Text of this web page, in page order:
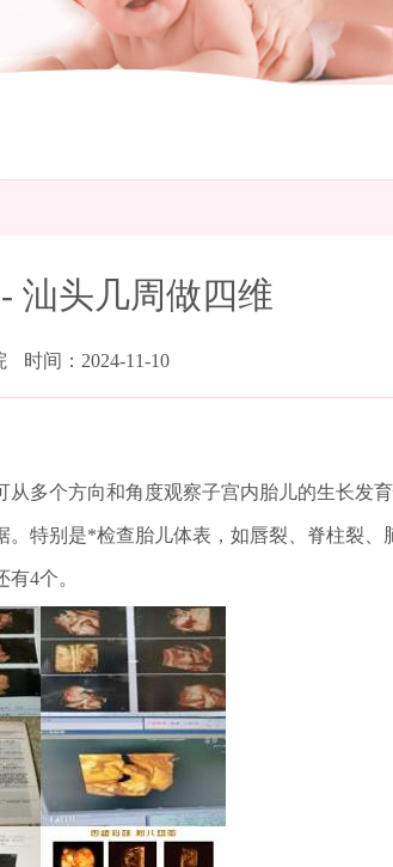
汕头几周做四维
时间：2024-11-10
多个方向和角度观察子宫内胎儿的生长发
特别是*检查胎儿体表，如唇裂、脊柱裂、
4个。